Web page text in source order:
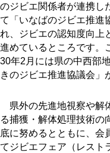
のジビエ関係者が連携し
て「いなばのジビエ推進
れ、ジビエの認知度向上
進めているところです。
30年2月には県の中西部
きのジビエ推進協議会」
県外の先進地視察や解
る捕獲・解体処理技術の
底に努めるとともに、会
てジビエフェア（レスト